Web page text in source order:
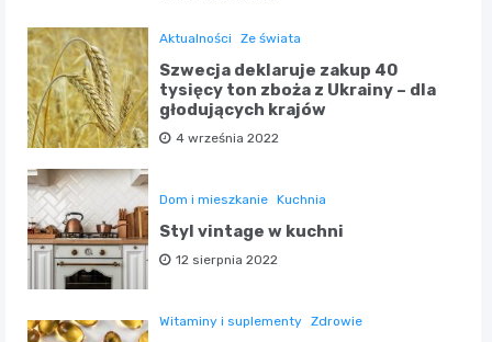
Aktualności Ze świata
Szwecja deklaruje zakup 40
tysięcy ton zboża z Ukrainy – dla
głodujących krajów
4 września 2022
Dom i mieszkanie Kuchnia
Styl vintage w kuchni
12 sierpnia 2022
Witaminy i suplementy Zdrowie